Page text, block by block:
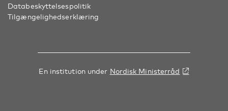
Databeskyttelsespolitik
Tilgængelighedserklæring
En institution under Nordisk Ministerråd